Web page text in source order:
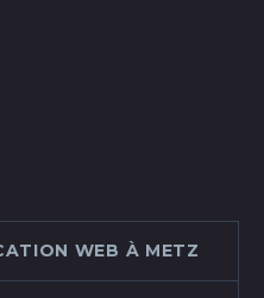
WEB À METZ